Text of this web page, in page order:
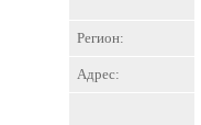
Регион:
Адрес: